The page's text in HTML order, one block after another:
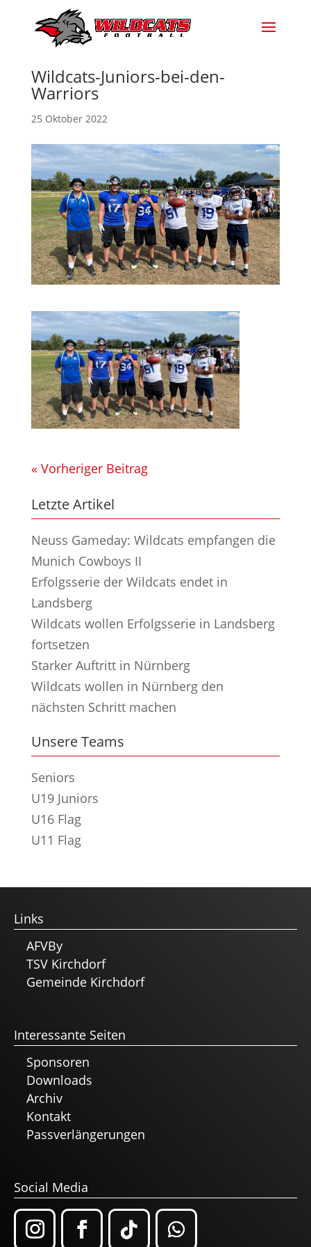
Wildcats-Juniors-bei-den-
Warriors
25 Oktober 2022
« Vorheriger Beitrag
Letzte Artikel
Neuss Gameday: Wildcats empfangen die
Munich Cowboys II
Erfolgsserie der Wildcats endet in
Landsberg
Wildcats wollen Erfolgsserie in Landsberg
fortsetzen
Starker Auftritt in Nürnberg
Wildcats wollen in Nürnberg den
nächsten Schritt machen
Unsere Teams
Seniors
U19 Juniors
U16 Flag
U11 Flag
Links
AFVBy
TSV Kirchdorf
Gemeinde Kirchdorf
Interessante Seiten
Sponsoren
Downloads
Archiv
Kontakt
Passverlängerungen
Social Media